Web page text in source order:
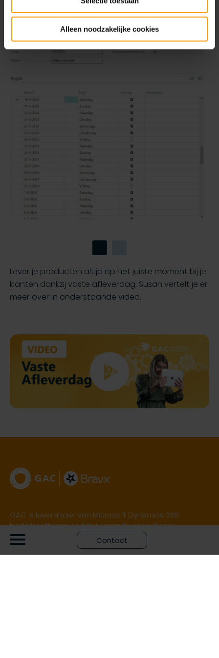
Alleen noodzakelijke cookies
Contact
Lever je producten altijd op het juiste moment bij je
klanten dankzij vaste afleverdag, Susan vertelt je er
meer over in onderstaande video.
GAC is leverancier van Microsoft Dynamics 365
bedrijfssoftware en bijbehorende consultancy.
Het Luchtruim
Flight Forum 158, 5657 DD Eindhoven